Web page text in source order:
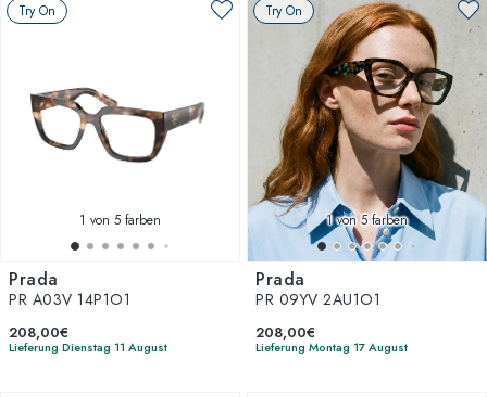
Try On
1 von 5 farben
Prada
PR A03V 14P1O1
208,00€
Lieferung Dienstag 11 August
Try On
1von 5 farben
Prada
PR 09YV 2AU1O1
208,00€
Lieferung Montag 17 August